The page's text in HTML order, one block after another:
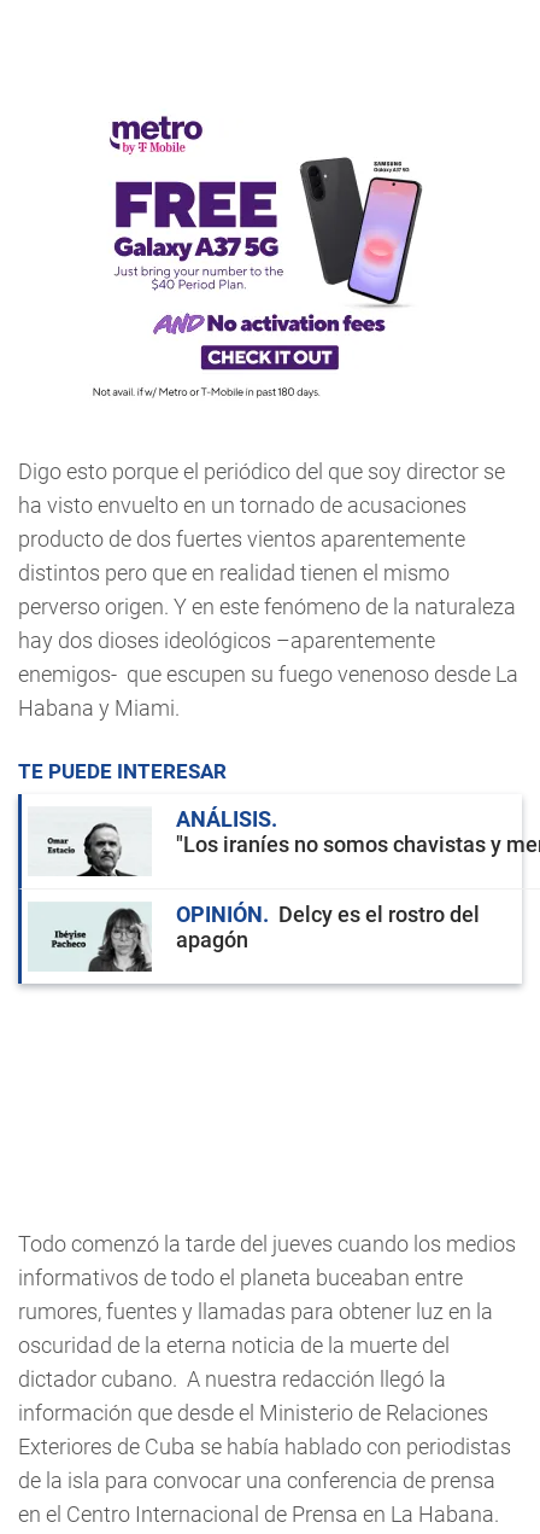
Digo esto porque el periódico del que soy director se
ha visto envuelto en un tornado de acusaciones
producto de dos fuertes vientos aparentemente
distintos pero que en realidad tienen el mismo
perverso origen. Y en este fenómeno de la naturaleza
hay dos dioses ideológicos –aparentemente
enemigos- que escupen su fuego venenoso desde La
Habana y Miami.
TE PUEDE INTERESAR
ANÁLISIS
"Los iraníes no somos chavistas y
OPINIÓN
Delcy es el rostro del
apagón
Todo comenzó la tarde del jueves cuando los medios
informativos de todo el planeta buceaban entre
rumores, fuentes y llamadas para obtener luz en la
oscuridad de la eterna noticia de la muerte del
dictador cubano. A nuestra redacción llegó la
información que desde el Ministerio de Relaciones
Exteriores de Cuba se había hablado con periodistas
de la isla para convocar una conferencia de prensa
en el Centro Internacional de Prensa en La Habana.